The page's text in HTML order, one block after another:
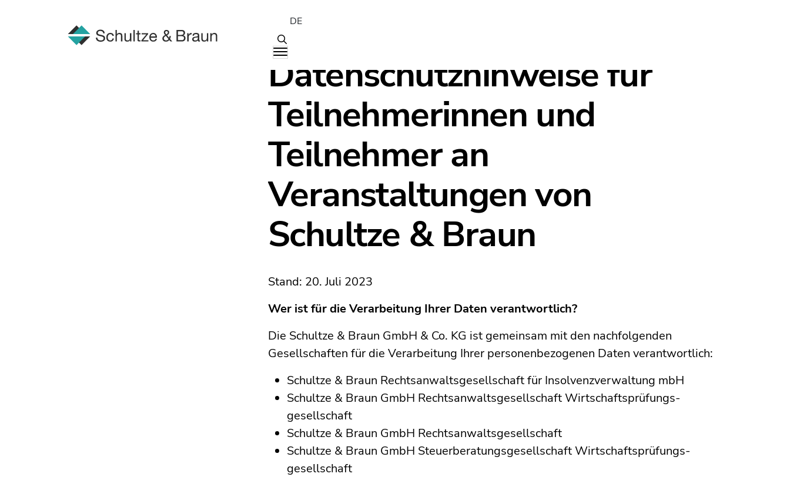
DE
Datenschutzhinweise für
Teilnehmerinnen und
Teilnehmer an
Veranstaltungen von
Schultze & Braun
Stand: 20. Juli 2023
Wer ist für die Verarbeitung Ihrer Daten verantwortlich?
Die Schultze & Braun GmbH & Co. KG ist gemeinsam mit den nachfolgenden
Gesellschaften für die Verarbeitung Ihrer personenbezogenen Daten verantwortlich:
Schultze & Braun Rechtsanwalts­gesellschaft für Insolvenzverwaltung mbH
Schultze & Braun GmbH Rechtsanwalts­gesellschaft Wirtschaftsprüfungs­
gesellschaft
Schultze & Braun GmbH Rechtsanwalts­gesellschaft
Schultze & Braun GmbH Steuerberatungs­gesellschaft Wirtschaftsprüfungs­
gesellschaft